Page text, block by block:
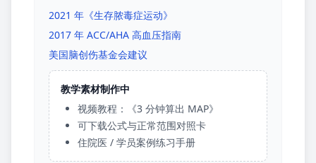
2021 年《生存脓毒症运动》
2017 年 ACC/AHA 高血压指南
美国脑创伤基金会建议
教学素材制作中
视频教程：《3 分钟算出 MAP》
可下载公式与正常范围对照卡
住院医 / 学员案例练习手册